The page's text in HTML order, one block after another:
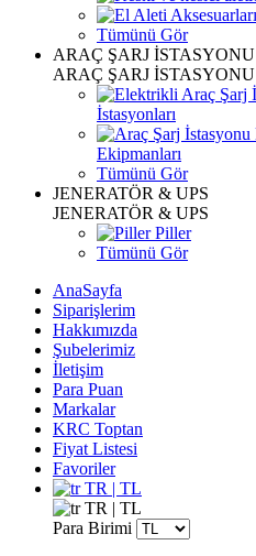
Tümünü Gör
ARAÇ ŞARJ İSTASYONU
ARAÇ ŞARJ İSTASYONU
İstasyonları
Ekipmanları
Tümünü Gör
JENERATÖR & UPS
JENERATÖR & UPS
Piller
Tümünü Gör
AnaSayfa
Siparişlerim
Hakkımızda
Şubelerimiz
İletişim
Para Puan
Markalar
KRC Toptan
Fiyat Listesi
Favoriler
TR | TL
TR | TL
Para Birimi